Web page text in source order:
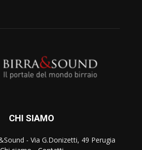
CHI SIAMO
- Via G.Donizetti, 49 Perugia